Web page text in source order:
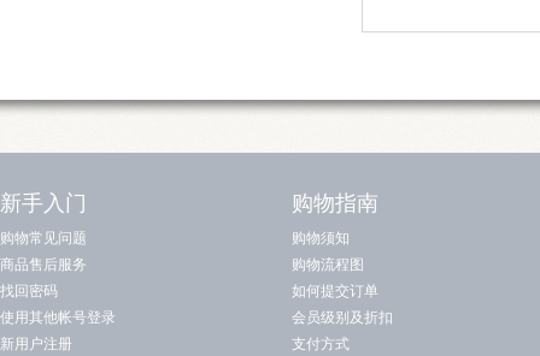
新手入门
购物常见问题
商品售后服务
找回密码
使用其他帐号登录
新用户注册
购物指南
购物须知
购物流程图
如何提交订单
会员级别及折扣
支付方式